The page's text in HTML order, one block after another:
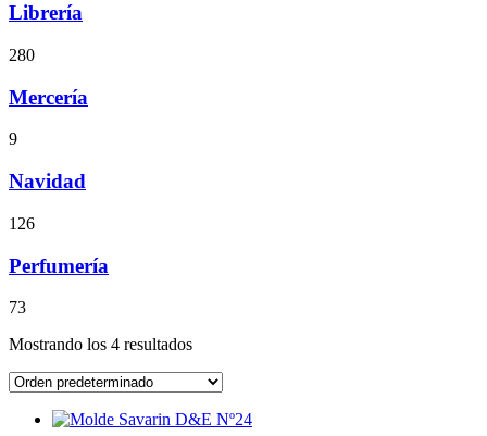
Librería
280
Mercería
9
Navidad
126
Perfumería
73
Mostrando los 4 resultados